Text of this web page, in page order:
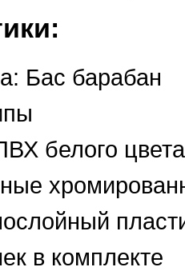
Бас барабан
белого цвета
в комплекте